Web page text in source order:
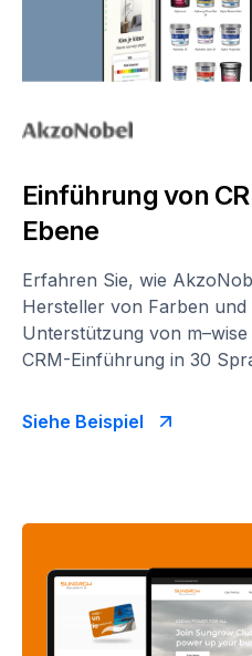
Einführung von
Ebene
Erfahren Sie, wie
Hersteller von Farben und
Unterstützung von
CRM-Einführung in 30
Siehe Beispiel